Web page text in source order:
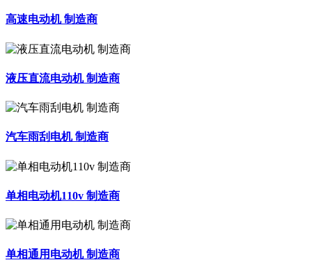
高速电动机 制造商
液压直流电动机 制造商
汽车雨刮电机 制造商
单相电动机110v 制造商
单相通用电动机 制造商